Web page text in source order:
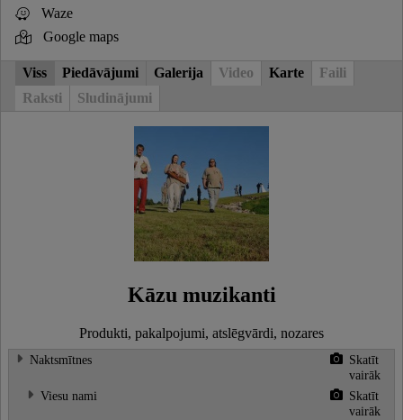
Waze
Google maps
Viss Piedāvājumi Galerija Video Karte
Faili
Raksti
Sludinājumi
Kāzu muzikanti
Produkti, pakalpojumi, atslēgvārdi, nozares
Naktsmītnes
Skatīt
vairāk
Viesu nami
Skatīt
vairāk